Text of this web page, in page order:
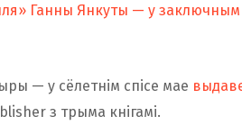
Ганны Янкуты — у заключным
— у сёлетнім спісе мае
з трыма кнігамі.